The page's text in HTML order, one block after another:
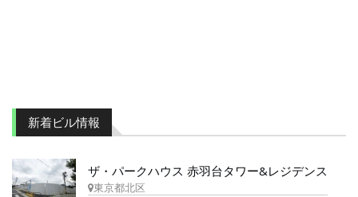
新着ビル情報
ザ・パークハウス 赤羽台タワー&レジデンス
東京都北区